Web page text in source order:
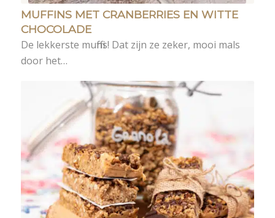
MUFFINS MET CRANBERRIES EN WITTE
CHOCOLADE
De lekkerste muffins! Dat zijn ze zeker, mooi mals
door het…